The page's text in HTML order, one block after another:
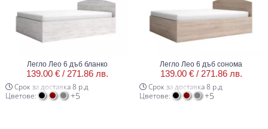
Легло Лео 6 дъб бланко
139.00 € / 271.86 лв.
Срок за доставка 8 р.д
Цветове:
+5
Легло Лео 6 дъб сонома
139.00 € / 271.86 лв.
Срок за доставка 8 р.д
Цветове:
+5